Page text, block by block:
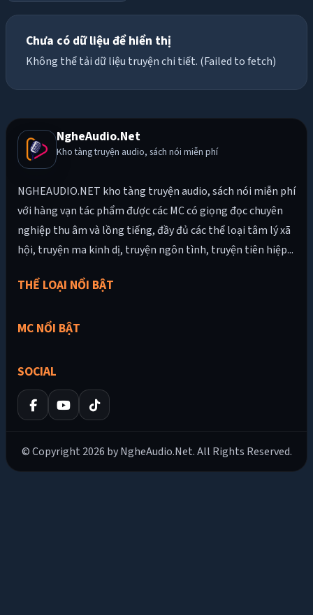
Chưa có dữ liệu để hiển thị
Không thể tải dữ liệu truyện chi tiết. (Failed to fetch)
NgheAudio.Net
Kho tàng truyện audio, sách nói miễn phí
NGHEAUDIO.NET kho tàng truyện audio, sách nói miễn phí
với hàng vạn tác phẩm được các MC có giọng đọc chuyên
nghiệp thu âm và lồng tiếng, đầy đủ các thể loại tâm lý xã
hội, truyện ma kinh dị, truyện ngôn tình, truyện tiên hiệp...
THỂ LOẠI NỔI BẬT
MC NỔI BẬT
SOCIAL
© Copyright 2026 by NgheAudio.Net. All Rights Reserved.